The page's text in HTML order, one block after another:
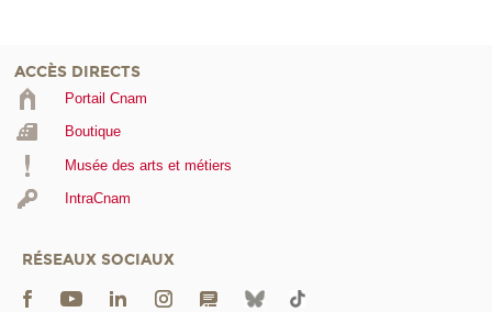
ACCÈS DIRECTS
Portail Cnam
Boutique
Musée des arts et métiers
IntraCnam
RÉSEAUX SOCIAUX